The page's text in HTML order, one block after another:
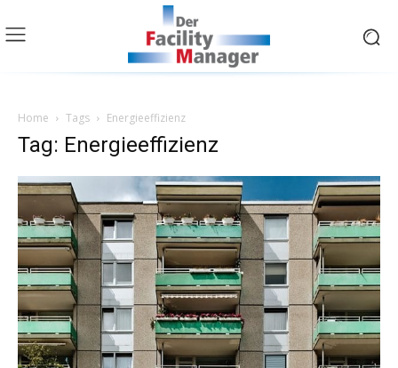
Home Tags Energieeffizienz
Tag: Energieeffizienz